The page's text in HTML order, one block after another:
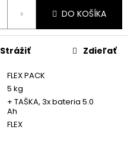
DO KOŠÍKA
FLEX PACK
5 kg
+ TAŠKA, 3x bateria 5.0
Ah
FLEX
Strážiť Zdieľať